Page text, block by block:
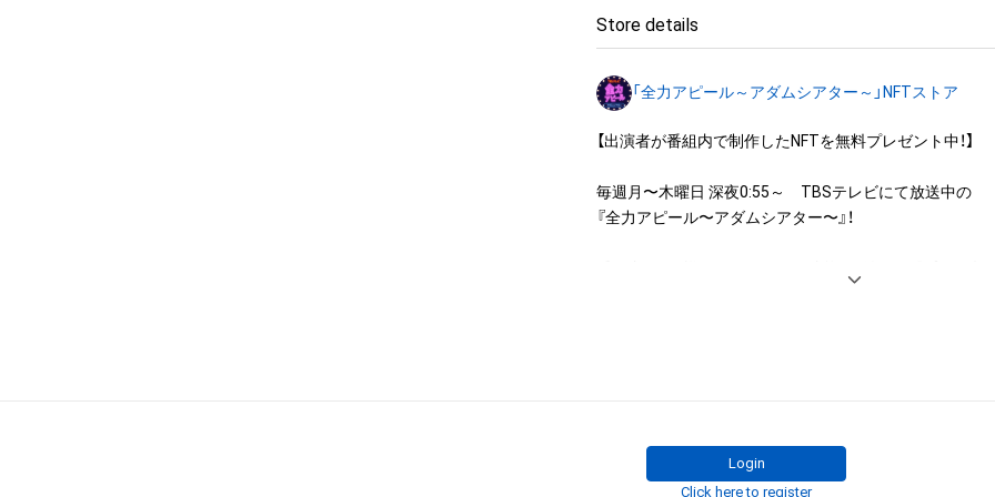
◆本アイテムに関する注意事項
用新案権、商標権、意匠権その他の知的財産権(それらの
は、本アイテムの著作権を有する方、著作隣接権の権利者
有していたとしても、本アイテムに関する創作物にかかる
することを意味しません。
を受けている者からの事前の同意なしに、上記の「本アイ
(改変、公開、配布、逆コンパイル、リバースエンジニアリ
Store details
「全力アピール～アダムシアター～」NFTストア
【出演者が番組内で制作したNFTを無料プレゼント中！】
毎週月〜木曜日 深夜0:55～　TBSテレビにて放送中の
『全力アピール〜アダムシアター〜』！
そのパフォーマンスや特技をNFT化して視聴者の皆さん
TBSテレビおよび番組は、NFTの出品に関わる手続き・権
Login
Click here to register